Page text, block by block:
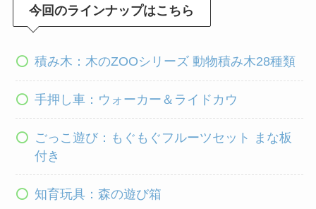
今回のラインナップはこちら
積み木：木のZOOシリーズ 動物積み木28種類
手押し車：ウォーカー＆ライドカウ
ごっこ遊び：もぐもぐフルーツセット まな板
付き
知育玩具：森の遊び箱